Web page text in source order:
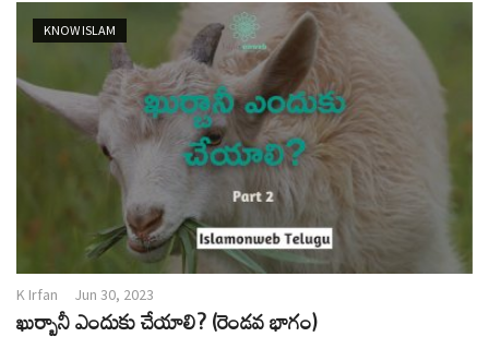
KNOW ISLAM
K Irfan Jun 30, 2023
ఖుర్బానీ ఎందుకు చేయాలి? (రెండవ భాగం)